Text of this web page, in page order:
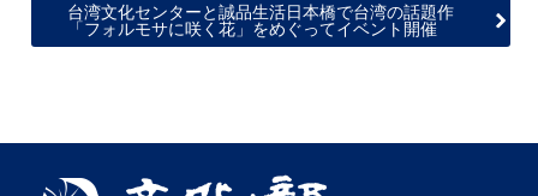
台湾文化センターと誠品生活日本橋で台湾の話題作
「フォルモサに咲く花」をめぐってイベント開催